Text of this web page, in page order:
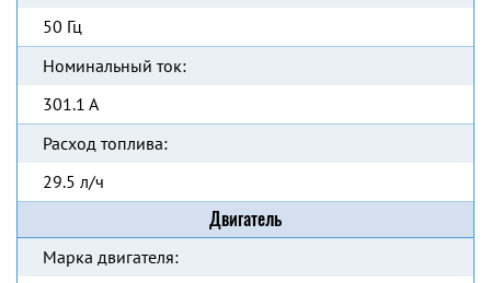
50 Гц
Номинальный ток:
301.1 А
Расход топлива:
29.5 л/ч
Двигатель
Марка двигателя: